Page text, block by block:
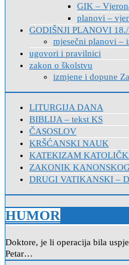
GIK –
planovi –
GODIŠNJI PLANOVI
mjesečni planovi –
ugovori i pravilnici
zakon o školstvu
izmjene i dopune
LITURGIJA DANA
BIBLIJA – tekst KS
ČASOSLOV
KRŠĆANSKI NAUK
KATEKIZAM
ZAKONIK
DRUGI VATIKANSKI –
HUMOR
Doktore, je li operacija bila
Petar…